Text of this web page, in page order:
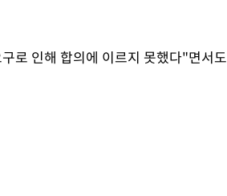
로 인해 합의에 이르지 못했다"면서도